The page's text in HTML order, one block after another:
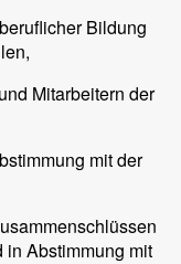
Bildung
Mitarbeitern der
mit der
Abstimmung mit